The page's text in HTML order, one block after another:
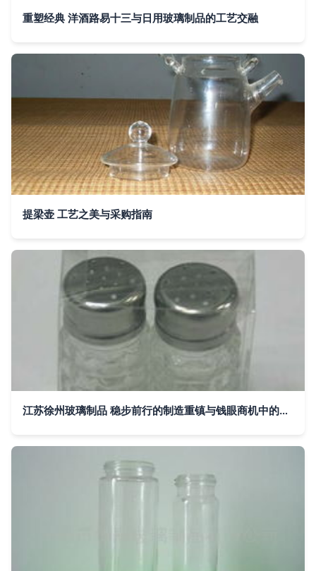
重塑经典 洋酒路易十三与日用玻璃制品的工艺交融
提梁壶 工艺之美与采购指南
江苏徐州玻璃制品 稳步前行的制造重镇与钱眼商机中的新价值